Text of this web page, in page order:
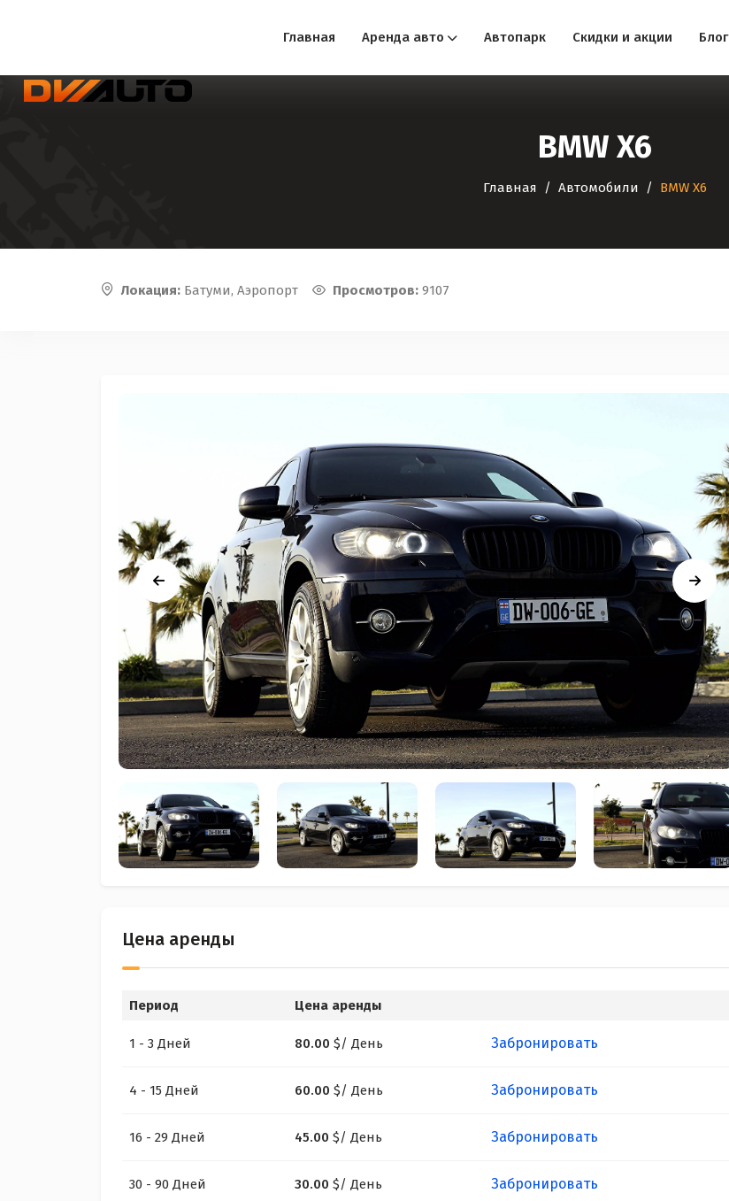
Главная Аренда авто Автопарк Скидки и акции Блог
BMW X6
Главная Автомобили BMW X6
Локация: Батуми, Аэропорт Просмотров: 9107
Цена аренды
Период Цена аренды
1 - 3 Дней 80.00 $/ День Забронировать
4 - 15 Дней 60.00 $/ День Забронировать
16 - 29 Дней 45.00 $/ День Забронировать
30 - 90 Дней 30.00 $/ День Забронировать